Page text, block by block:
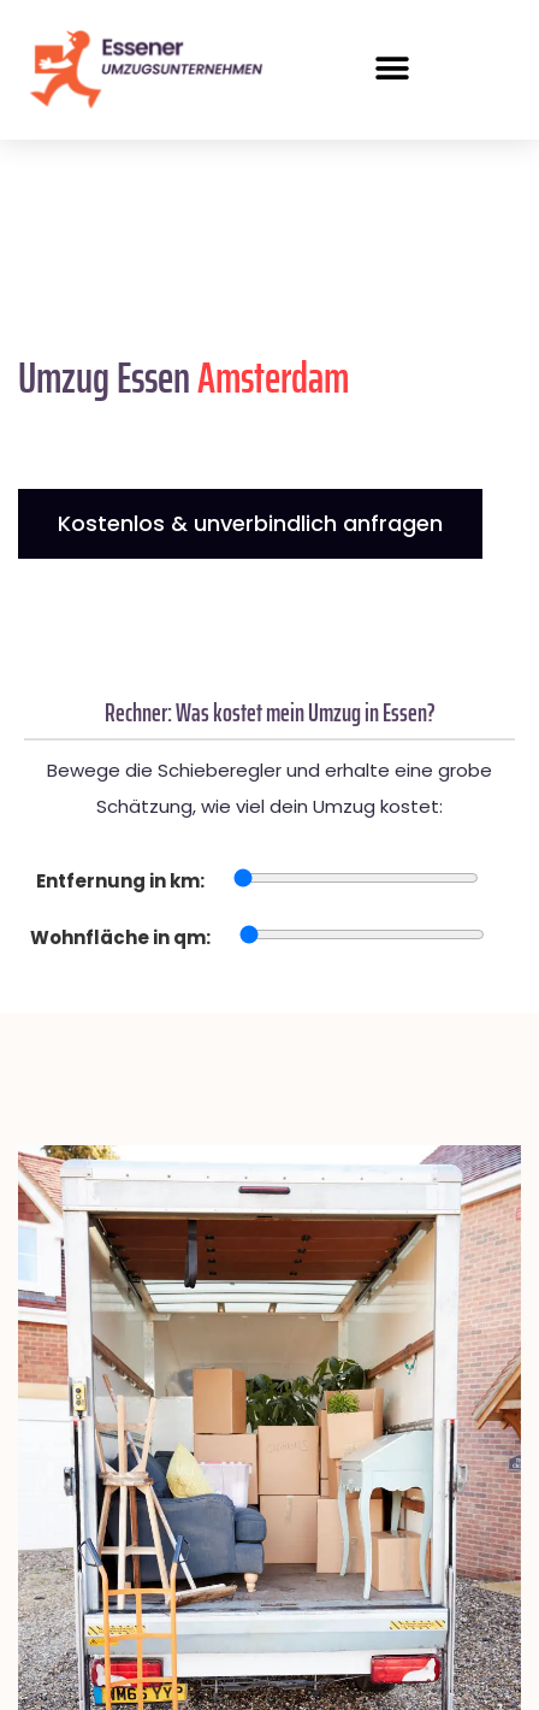
Umzug EssenAmsterdam
Kostenlos & unverbindlich anfragen
Rechner: Was kostet mein Umzug in Essen?
Bewege die Schieberegler und erhalte eine grobe
Schätzung, wie viel dein Umzug kostet:
Entfernung in km:
Wohnfläche in qm: